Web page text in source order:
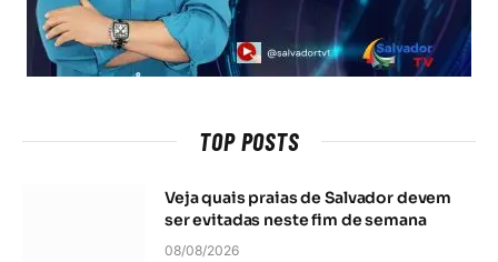
TOP POSTS
Veja quais praias de Salvador devem
ser evitadas neste fim de semana
08/08/2026